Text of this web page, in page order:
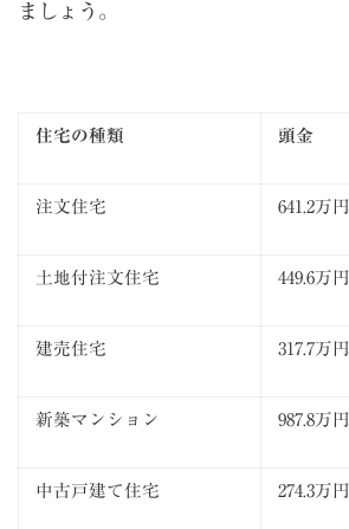
ましょう。
住宅の種類 頭金
注文住宅 641.2万円
土地付注文住宅 449.6万円
建売住宅 317.7万円
新築マンション 987.8万円
中古戸建て住宅 274.3万円